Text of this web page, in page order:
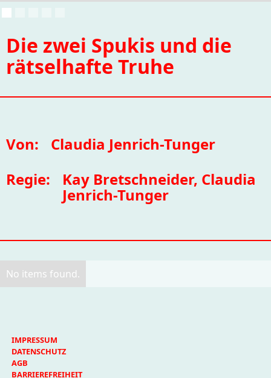
Die zwei Spukis und die
rätselhafte Truhe
Von:
Claudia Jenrich-Tunger
Regie:
Kay Bretschneider, Claudia
Jenrich-Tunger
No items found.
IMPRESSUM
DATENSCHUTZ
AGB
BARRIEREFREIHEIT